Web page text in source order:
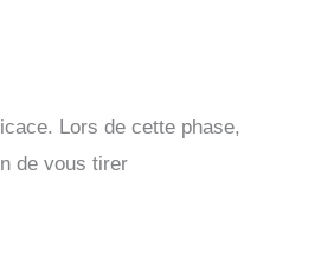
Lors de cette phase,
de vous tirer